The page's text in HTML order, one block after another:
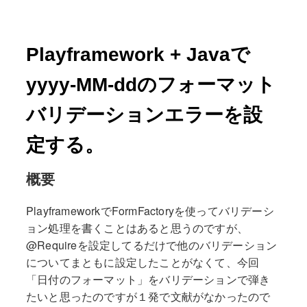
Playframework + Javaで
yyyy-MM-ddのフォーマット
バリデーションエラーを設
定する。
概要
PlayframeworkでFormFactoryを使ってバリデーシ
ョン処理を書くことはあると思うのですが、
@Requireを設定してるだけで他のバリデーション
についてまともに設定したことがなくて、今回
「日付のフォーマット」をバリデーションで弾き
たいと思ったのですが１発で文献がなかったので